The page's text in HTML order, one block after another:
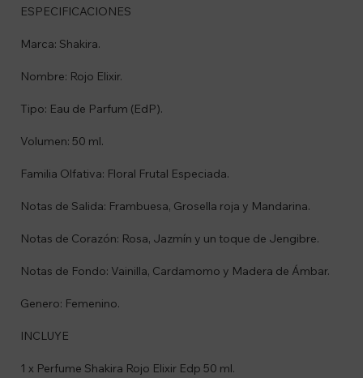
ESPECIFICACIONES
Marca: Shakira.
Nombre: Rojo Elixir.
Tipo: Eau de Parfum (EdP).
Volumen: 50 ml.
Familia Olfativa: Floral Frutal Especiada.
Notas de Salida: Frambuesa, Grosella roja y Mandarina.
Notas de Corazón: Rosa, Jazmín y un toque de Jengibre.
Notas de Fondo: Vainilla, Cardamomo y Madera de Ámbar.
Genero: Femenino.
INCLUYE
1 x Perfume Shakira Rojo Elixir Edp 50 ml.